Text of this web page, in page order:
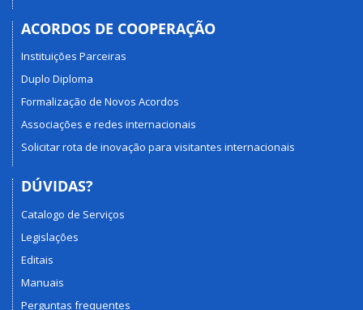
ACORDOS DE COOPERAÇÃO
Instituições Parceiras
Duplo Diploma
Formalização de Novos Acordos
Associações e redes internacionais
Solicitar rota de inovação para visitantes internacionais
DÚVIDAS?
Catalogo de Serviços
Legislações
Editais
Manuais
Perguntas frequentes